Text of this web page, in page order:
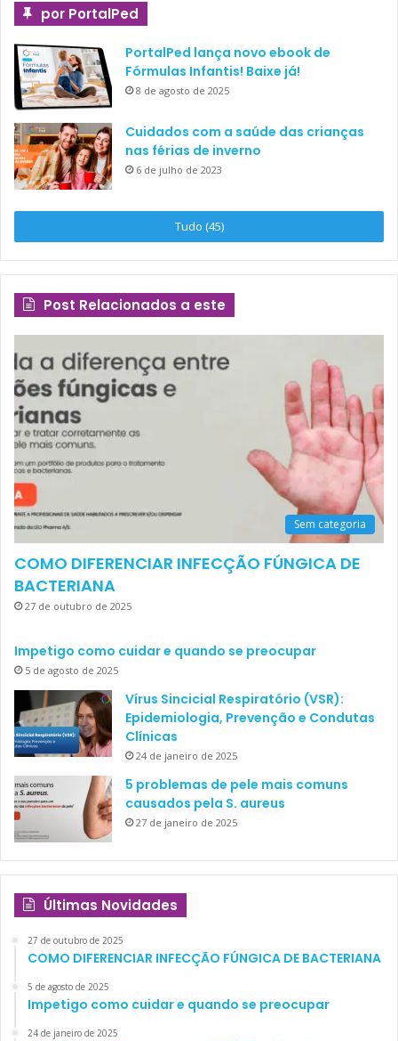
por PortalPed
PortalPed lança novo ebook de
Fórmulas Infantis! Baixe já!
8 de agosto de 2025
Cuidados com a saúde das crianças
nas férias de inverno
6 de julho de 2023
Tudo (45)
Post Relacionados a este
Sem categoria
COMO DIFERENCIAR INFECÇÃO FÚNGICA DE
BACTERIANA
27 de outubro de 2025
Impetigo como cuidar e quando se preocupar
5 de agosto de 2025
Vírus Sincicial Respiratório (VSR):
Epidemiologia, Prevenção e Condutas
Clínicas
24 de janeiro de 2025
5 problemas de pele mais comuns
causados pela S. aureus
27 de janeiro de 2025
Últimas Novidades
27 de outubro de 2025
COMO DIFERENCIAR INFECÇÃO FÚNGICA DE BACTERIANA
5 de agosto de 2025
Impetigo como cuidar e quando se preocupar
24 de janeiro de 2025